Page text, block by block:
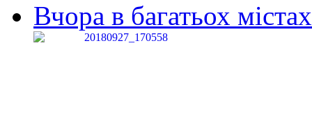
Вчора в багатьох